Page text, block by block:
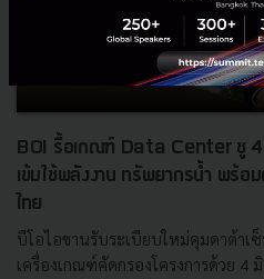
BOI รื้อเกณฑ์ Data Center ชู
เข้มใช้พลังงาน ทรัพยากรน้ำ พร้อ
ไทย
บีโอไอขานรับระเบียบใหม่คุมดาต้าเ
เครื่องเกณฑ์คัดกรองโครงการด้วย 4